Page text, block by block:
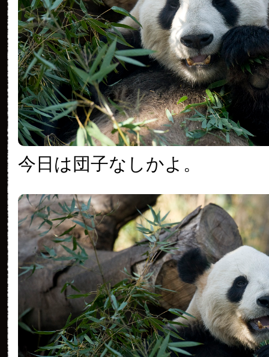
今日は団子なしかよ。